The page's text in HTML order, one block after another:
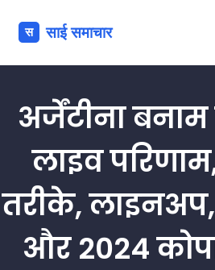
अर्जेंटीना
लाइव
तरीके,
और 2024